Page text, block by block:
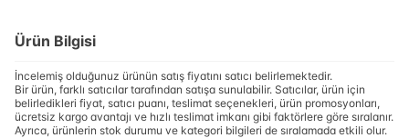
Ürün Bilgisi
İncelemiş olduğunuz ürünün satış fiyatını satıcı belirlemektedir.
Bir ürün, farklı satıcılar tarafından satışa sunulabilir. Satıcılar, ürün için
belirledikleri fiyat, satıcı puanı, teslimat seçenekleri, ürün promosyonları,
ücretsiz kargo avantajı ve hızlı teslimat imkanı gibi faktörlere göre sıralanır.
Ayrıca, ürünlerin stok durumu ve kategori bilgileri de sıralamada etkili olur.